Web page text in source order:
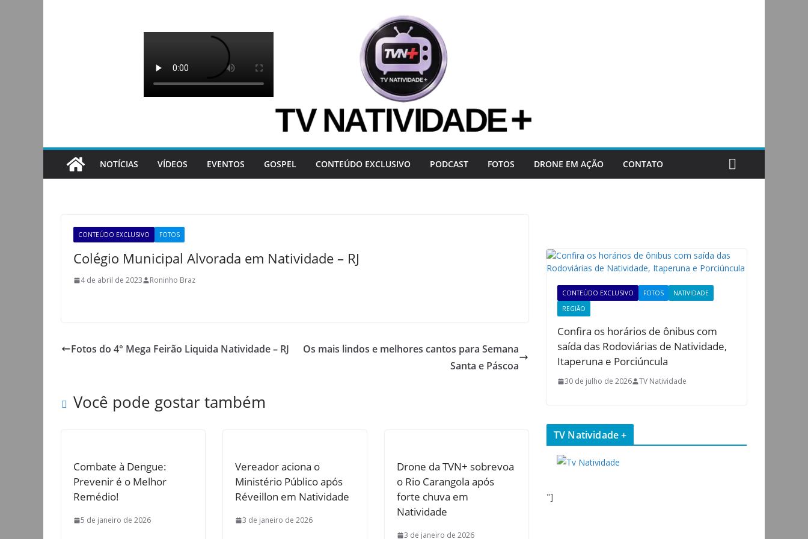
NOTÍCIAS VÍDEOS EVENTOS GOSPEL CONTEÚDO EXCLUSIVO PODCAST FOTOS DRONE EM AÇÃO CONTATO
CONTEÚDO EXCLUSIVO FOTOS
Colégio Municipal Alvorada em Natividade – RJ
4 de abril de 2023 Roninho Braz
Fotos do 4° Mega Feirão Liquida Natividade – RJ
Os mais lindos e melhores cantos para Semana
Santa e Páscoa
Você pode gostar também
Combate à Dengue:
Prevenir é o Melhor
Remédio!
5 de janeiro de 2026
Vereador aciona o
Ministério Público após
Réveillon em Natividade
3 de janeiro de 2026
Drone da TVN+ sobrevoa
o Rio Carangola após
forte chuva em
Natividade
3 de janeiro de 2026
CONTEÚDO EXCLUSIVO FOTOS
NATIVIDADE
REGIÃO
Confira os horários de ônibus com
saída das Rodoviárias de Natividade,
Itaperuna e Porciúncula
30 de julho de 2026 TV Natividade
TV Natividade +
"]